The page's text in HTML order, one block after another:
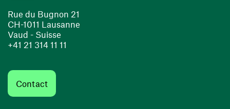
Rue du Bugnon 21
CH-1011 Lausanne
Vaud - Suisse
+41 21 314 11 11
Contact